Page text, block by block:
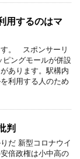
用するのはマ
。 スポンサーリ
ピングモールが併設
あります。駅構内
利用する人のため
判
だ 新型コロナウイ
倍政権は小中高の